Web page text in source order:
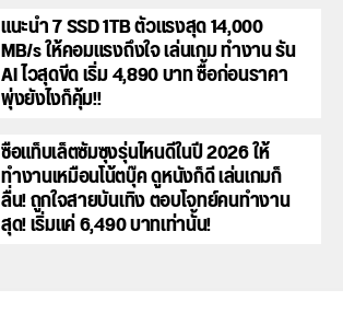
แนะนำ 7 SSD 1TB ตัวแรงสุด 14,000
MB/s ให้คอมแรงถึงใจ เล่นเกม ทำงาน รัน
AI ไวสุดขีด เริ่ม 4,890 บาท ซื้อก่อนราคา
พุ่งยังไงก็คุ้ม!!
ซื้อแท็บเล็ตซัมซุงรุ่นไหนดีในปี 2026 ให้
ทำงานเหมือนโน้ตบุ๊ค ดูหนังก็ดี เล่นเกมก็
ลื่น! ถูกใจสายบันเทิง ตอบโจทย์คนทำงาน
สุด! เริ่มแค่ 6,490 บาทเท่านั้น!